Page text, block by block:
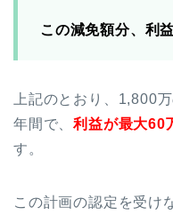
この減免額分、利
上記のとおり、1,800
年間で、利益が最大60
す。
この計画の認定を受け